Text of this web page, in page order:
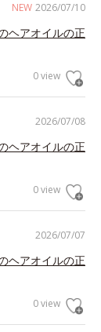
NEW 2026/07/10
ヘアオイルの正
0 view
2026/07/08
ヘアオイルの正
0 view
2026/07/07
ヘアオイルの正
0 view